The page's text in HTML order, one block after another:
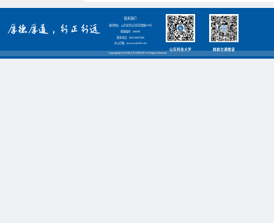
联系我们
通讯地址：山东省青岛市前湾港路579号
邮政编码：266590
联系电话：0532-86057885
办公信箱：jtxyxwzx@163.com
山东科技大学 嵙嵙交通微语
Copyright@山东科技大学交通学院 All Rights Reserved